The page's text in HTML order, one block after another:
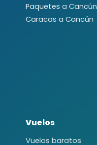
Paquetes a Cancún
Caracas a Cancún
Vuelos
Vuelos baratos